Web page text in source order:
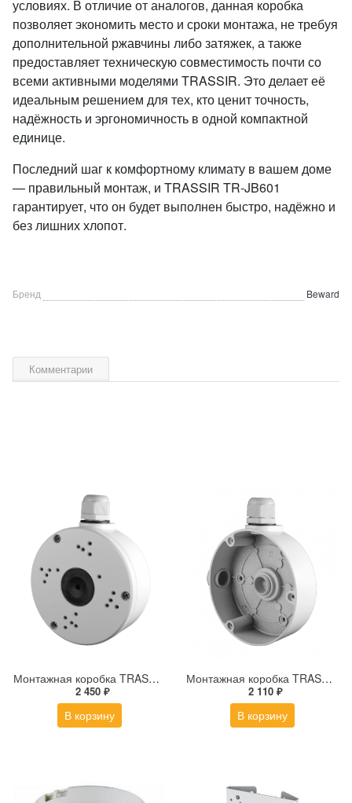
условиях. В отличие от аналогов, данная коробка
позволяет экономить место и сроки монтажа, не требуя
дополнительной ржавчины либо затяжек, а также
предоставляет техническую совместимость почти со
всеми активными моделями TRASSIR. Это делает её
идеальным решением для тех, кто ценит точность,
надёжность и эргономичность в одной компактной
единице.
Последний шаг к комфортному климату в вашем доме
— правильный монтаж, и TRASSIR TR-JB601
гарантирует, что он будет выполнен быстро, надёжно и
без лишних хлопот.
Бренд Beward
Комментарии
Монтажная коробка TRASSIR TR-JB306
2 450 ₽
В корзину
Монтажная коробка TRASSIR TR-JB303
2 110 ₽
В корзину